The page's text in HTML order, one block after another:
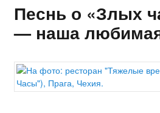
Песнь о «Злых
— наша